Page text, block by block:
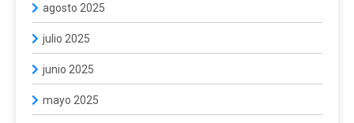
agosto 2025
julio 2025
junio 2025
mayo 2025